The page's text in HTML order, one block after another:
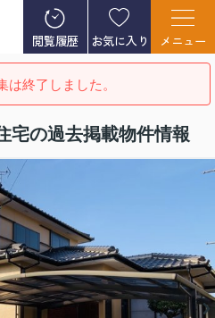
閲覧履歴 お気に入り メニュー
は終了しました。
の過去掲載物件情報